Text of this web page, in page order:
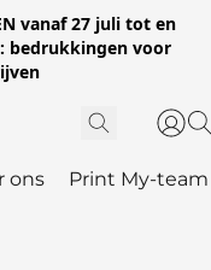
vanaf 27 juli tot en
voor
ons Print My-team